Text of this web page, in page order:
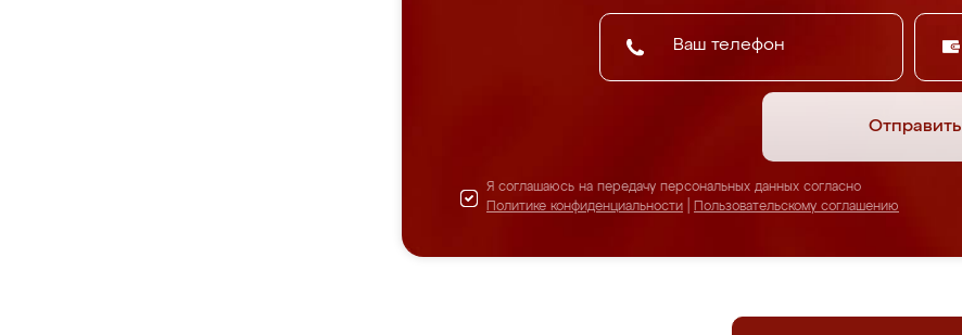
Отправить
Я соглашаюсь на передачу персональных данных согласно
Политике конфиденциальности
Пользовательскому соглашению